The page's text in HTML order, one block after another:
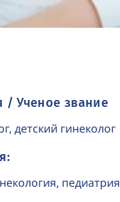
/ Ученое звание
детский гинеколог
педиатрия